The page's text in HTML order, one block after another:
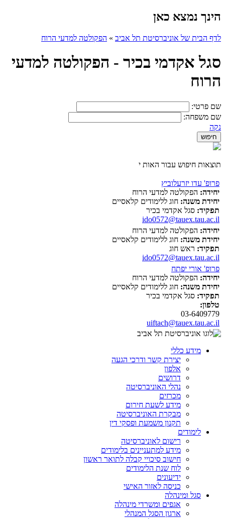
הינך נמצא כאן
לדף הבית של אוניברסיטת תל אביב » הפקולטה למדעי הרוח
סגל אקדמי בכיר - הפקולטה למדעי
הרוח
שם פרטי:
שם משפחה:
נקה
תוצאות חיפוש עבור האות י
פרופ' עדו יזרעלוביץ
יחידה: הפקולטה למדעי הרוח
יחידת משנה: חוג ללימודים קלאסיים
תפקיד: סגל אקדמי בכיר
ido0572@tauex.tau.ac.il
יחידה: הפקולטה למדעי הרוח
יחידת משנה: חוג ללימודים קלאסיים
תפקיד: ראש חוג
ido0572@tauex.tau.ac.il
פרופ' אורי יפתח
יחידה: הפקולטה למדעי הרוח
יחידת משנה: חוג ללימודים קלאסיים
תפקיד: סגל אקדמי בכיר
טלפון:
03-6409779
uiftach@tauex.tau.ac.il
מידע כללי
יצירת קשר ודרכי הגעה
אלפון
דרושים
נהלי האוניברסיטה
מכרזים
מידע לשעת חירום
מבקרת האוניברסיטה
תקנון משמעת ופסקי דין
לימודים
רישום לאוניברסיטה
מידע למתעניינים בלימודים
חישוב סיכויי קבלה לתואר ראשון
לוח שנת הלימודים
ידיעונים
כניסה לאזור האישי
סגל ומינהלה
אגפים ומשרדי מינהלה
ארגון הסגל המנהלי